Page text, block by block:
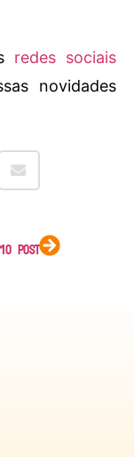
redes sociais
novidades
POST